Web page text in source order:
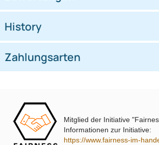
Lenkradfernbedienungsadapter
kompatibel mit Hyundai KIA
i10 i20 i30 i40 i45 i800 ix35 ix45 ohne
OEM-Soundsystem 24Pin/18Pin
79,95 €
Mitglied der Initiative
Informationen zur Initiative:
https://www.fairness-im-